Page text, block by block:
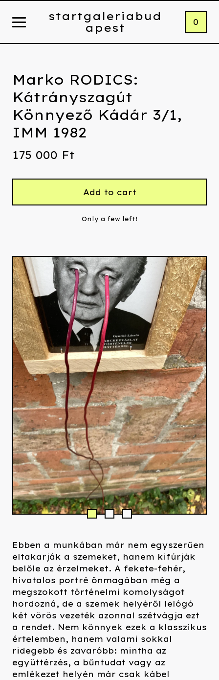
startgaleriabud
apest
0
Marko RODICS:
Kátrányszagút
Könnyező Kádár 3/1,
IMM 1982
175 000 Ft
Add to cart
Only a few left!
Ebben a munkában már nem egyszerűen
eltakarják a szemeket, hanem kifúrják
belőle az érzelmeket. A fekete-fehér,
hivatalos portré önmagában még a
megszokott történelmi komolyságot
hordozná, de a szemek helyéről lelógó
két vörös vezeték azonnal szétvágja ezt
a rendet. Nem könnyek ezek a klasszikus
értelemben, hanem valami sokkal
ridegebb és zavaróbb: mintha az
együttérzés, a bűntudat vagy az
emlékezet helyén már csak kábel